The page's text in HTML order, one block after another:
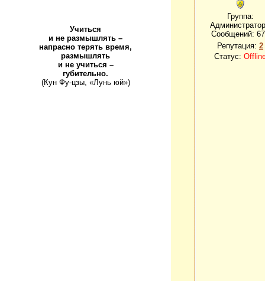
Учиться
и не размышлять –
напрасно терять время,
размышлять
и не учиться –
губительно.
(Кун Фу-цзы, «Лунь юй»)
Группа:
Сообщений:
Репутация: 2
Статус: